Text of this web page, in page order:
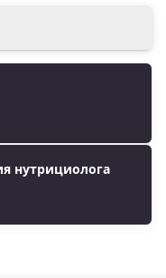
нутрициолога